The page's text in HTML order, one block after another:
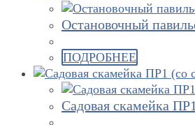
Остановочный
ПОДРОБНЕЕ
Садовая скамейка